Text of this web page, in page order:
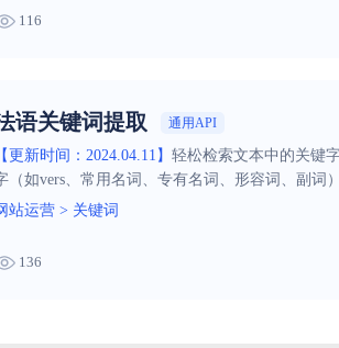
116
语关键词提取 通用API
【更新时间：2024.04.11】 轻松检索文本中的关键
（如vers、常用名词、专有名词、形容词、副词
站运营 > 关键词
136